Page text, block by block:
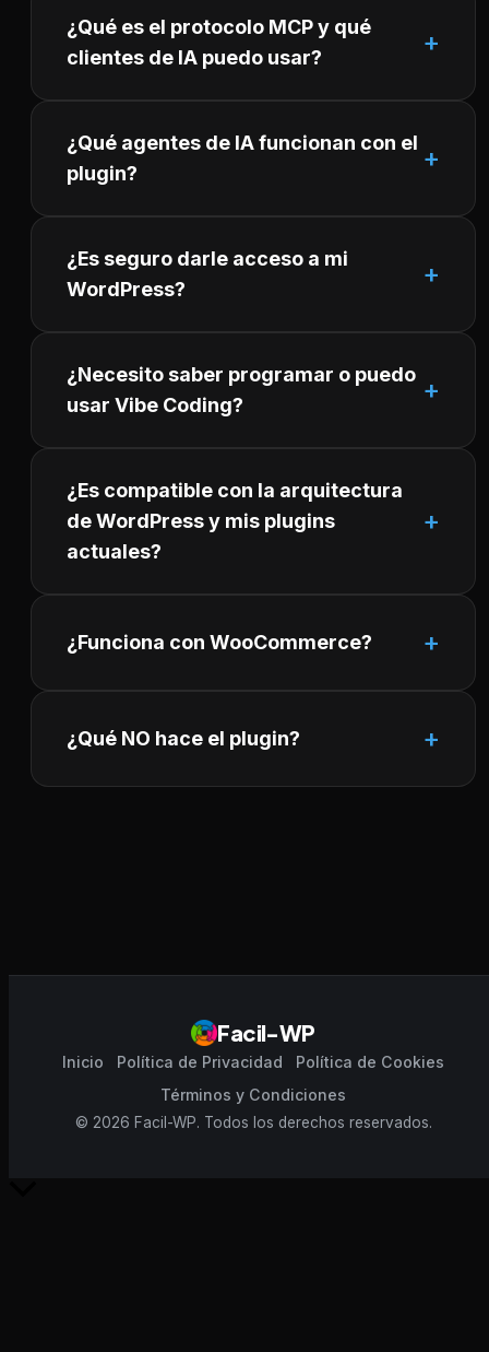
¿Qué es el protocolo MCP y qué
clientes de IA puedo usar?
¿Qué agentes de IA funcionan con el
plugin?
¿Es seguro darle acceso a mi
WordPress?
¿Necesito saber programar o puedo
usar Vibe Coding?
¿Es compatible con la arquitectura
de WordPress y mis plugins
actuales?
¿Funciona con WooCommerce?
¿Qué NO hace el plugin?
Facil-WP
Inicio Política de Privacidad
Política de Cookies
Términos y Condiciones
© 2026 Facil-WP. Todos los derechos reservados.